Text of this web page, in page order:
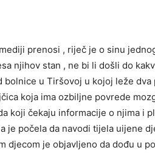
prenosi , riječ je o sinu
njihov stan , ne bi li došli do
bolnice u Tiršovoj u kojoj leže
koja ima ozbiljne povrede
koji čekaju informacije o njima i
je počela da navodi tijela uijene
djecom je objavljeno da dođu u